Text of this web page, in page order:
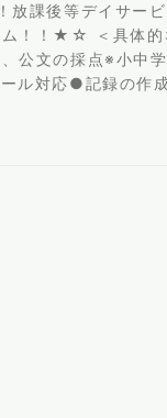
課後等デイサービ
ム！！★☆ ＜具体的
公文の採点※小中
ル対応●記録の